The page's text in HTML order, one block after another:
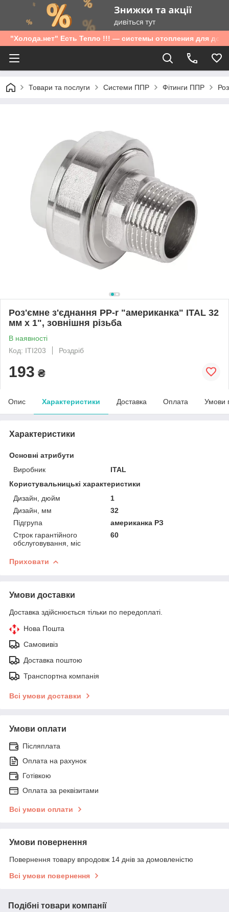
"Холода.нет" Есть Тепло !!! — системы отопления для дома
Товари та послуги Системи ППР Фітинги ППР
Роз'ємне з'єднання PP-r "американка" ITAL 32
мм х 1", зовнішня різьба
В наявності
Код: ITI203
Роздріб
193 ₴
Опис Характеристики Доставка Оплата Умови
Характеристики
Основні атрибути
Виробник
ITAL
Користувальницькі характеристики
Дизайн, дюйм
1
Дизайн, мм
32
Підгрупа
американка РЗ
Строк гарантійного
обслуговування, міс
60
Приховати
Умови доставки
Доставка здійснюється тільки по передоплаті.
Нова Пошта
Самовивіз
Доставка поштою
Транспортна компанія
Всі умови доставки
Умови оплати
Післяплата
Оплата на рахунок
Готівкою
Оплата за реквізитами
Всі умови оплати
Умови повернення
Повернення товару впродовж 14 днів за домовленістю
Всі умови повернення
Подібні товари компанії